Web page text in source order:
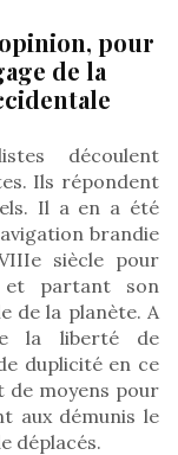
pour
de la
découlent
Ils répondent
Il a en a été
brandie
siècle pour
et partant son
de la planète. A
la liberté de
duplicité en ce
de moyens pour
aux démunis le
déplacés.